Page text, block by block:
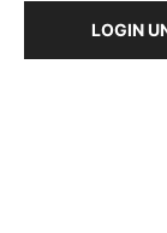
LOGIN